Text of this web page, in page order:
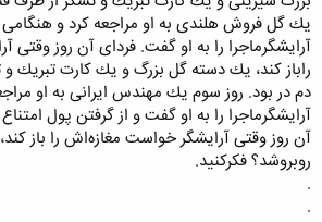
یك گل فروش هلندی به او مراجعه كرد و
آرایشگرماجرا را به او گفت. فردای آن روز
راباز كند، یك دسته گل بزرگ و یك كارت
دم در بود. روز سوم یك مهندس ایرانی به او
آرایشگرماجرا را به او گفت و از گرفتن پول
آن روز وقتی آرایشگر خواست مغازه‌اش را باز
روبروشد؟ فكركنید.
.
.